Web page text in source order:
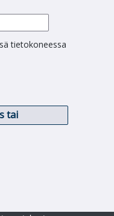
tietokoneessa
tai